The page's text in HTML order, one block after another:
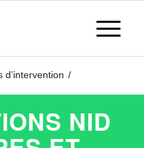
d’intervention /
NID